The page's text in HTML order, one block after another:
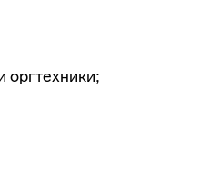
оргтехники;